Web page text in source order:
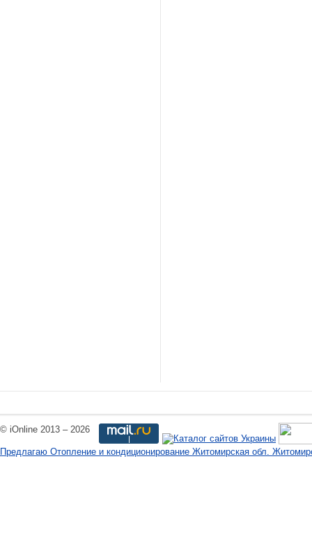
© iOnline 2013 – 2026
Предлагаю Отопление и кондиционирование Житомирская обл.